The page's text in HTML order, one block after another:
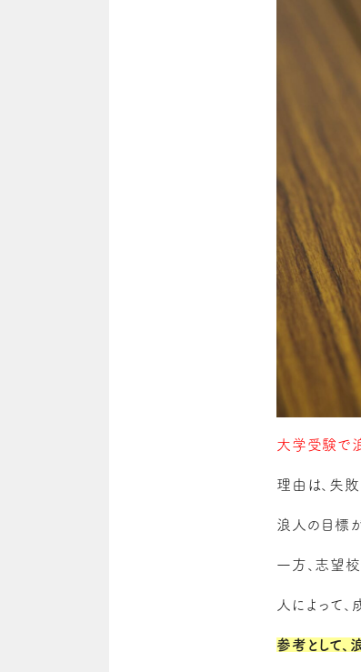
大学受験で
理由は、失
浪人の目標
一方、志望校
人によって
参考として